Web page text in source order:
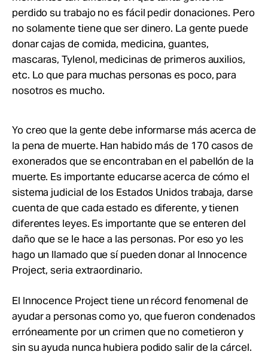
perdido su trabajo no es fácil pedir donaciones. Pero
no solamente tiene que ser dinero. La gente puede
donar cajas de comida, medicina, guantes,
mascaras, Tylenol, medicinas de primeros auxilios,
etc. Lo que para muchas personas es poco, para
nosotros es mucho.
Yo creo que la gente debe informarse más acerca de
la pena de muerte. Han habido más de 170 casos de
exonerados que se encontraban en el pabellón de la
muerte. Es importante educarse acerca de cómo el
sistema judicial de los Estados Unidos trabaja, darse
cuenta de que cada estado es diferente, y tienen
diferentes leyes. Es importante que se enteren del
daño que se le hace a las personas. Por eso yo les
hago un llamado que sí pueden donar al Innocence
Project, seria extraordinario.
El Innocence Project tiene un récord fenomenal de
ayudar a personas como yo, que fueron condenados
erróneamente por un crimen que no cometieron y
sin su ayuda nunca hubiera podido salir de la cárcel.